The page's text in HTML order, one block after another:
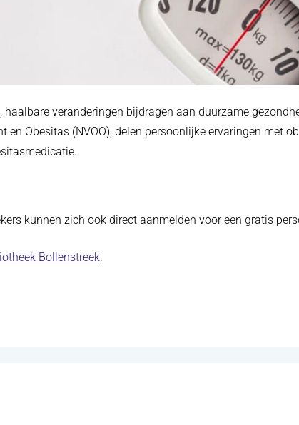
veranderingen bijdragen aan duurzame
Obesitas (NVOO), delen persoonlijke ervaringen met
kunnen zich ook direct aanmelden voor een gratis
Bollenstreek(opent in nieuw tabblad)
.